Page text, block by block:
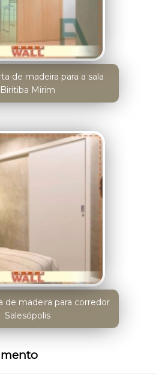
de madeira para a sala
Biritiba Mirim
de madeira para corredor
Salesópolis